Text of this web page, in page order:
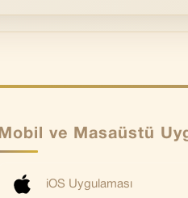
Mobil ve Masaüstü
iOS Uygulaması